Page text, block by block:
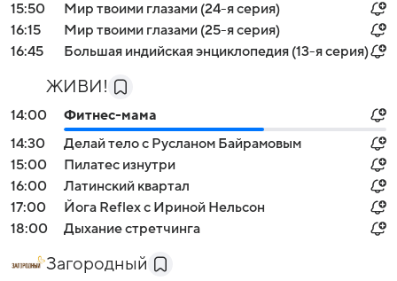
15:50
Мир твоими глазами (24-я серия)
16:15
Мир твоими глазами (25-я серия)
16:45
Большая индийская энциклопедия (13-я серия)
ЖИВИ!
14:00
Фитнес-мама
14:30
Делай тело с Русланом Байрамовым
15:00
Пилатес изнутри
16:00
Латинский квартал
17:00
Йога Reflex с Ириной Нельсон
18:00
Дыхание стретчинга
Загородный